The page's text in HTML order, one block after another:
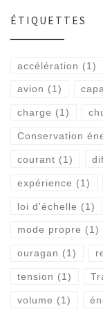
ÉTIQUETTES
accélération (1)
avion (1)
charge (1)
Conservation
courant (1)
expérience (1)
loi d'échelle (1)
mode propre (1)
ouragan (1)
tension (1)
volume (1)